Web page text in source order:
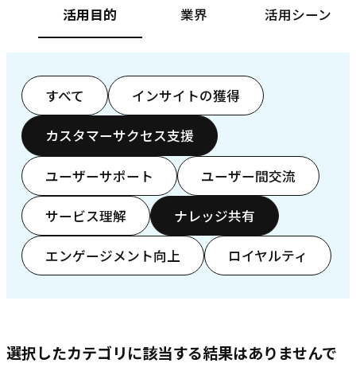
活用目的 業界 活用シーン
すべて インサイトの獲得
カスタマーサクセス支援
ユーザーサポート ユーザー間交流
サービス理解 ナレッジ共有
エンゲージメント向上 ロイヤルティ
選択したカテゴリに該当する結果はありませんで